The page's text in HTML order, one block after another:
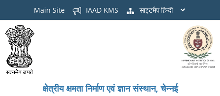
Main Site IAAD KMS साइटमैप
क्षेत्रीय क्षमता निर्माण एवं ज्ञान संस्थान, चेन्नई